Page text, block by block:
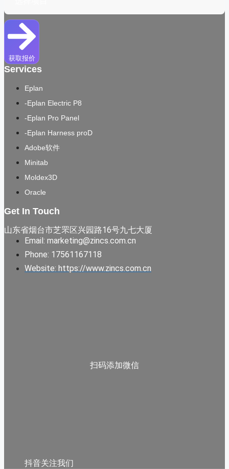
获取报价
Services
Eplan
-Eplan Electric P8
-Eplan Pro Panel
-Eplan Harness proD
Adobe软件
Minitab
Moldex3D
Oracle
Get In Touch
山东省烟台市芝罘区兴园路16号九七大厦
Email: marketing@zincs.com.cn
Phone: 17561167118
Website: https://www.zincs.com.cn
扫码添加微信
抖音关注我们